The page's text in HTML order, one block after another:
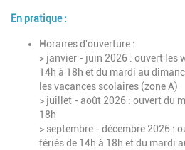
En pratique :
Horaires d'ouverture :
> janvier - juin 2026 : ouvert les
14h à 18h et du mardi au
les vacances scolaires (zone A)
> juillet - août 2026 : ouvert du
18h
> septembre - décembre 2026 :
fériés de 14h à 18h et du mardi